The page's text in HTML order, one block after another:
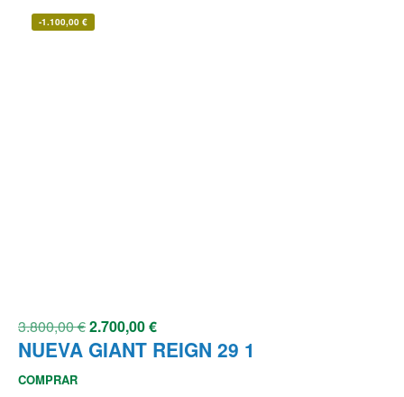
-1.100,00 €
3.800,00€2.700,00€
NUEVA GIANT REIGN 29 1
COMPRAR